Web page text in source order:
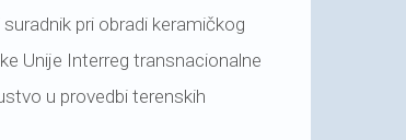
pri obradi keramičkog
Unije Interreg transnacionalne
u provedbi terenskih